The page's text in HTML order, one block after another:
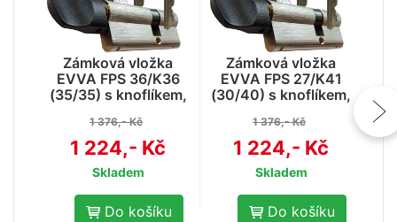
Zámková vložka
EVVA FPS 36/K36
(35/35) s knoflíkem,
proti odvrtání
1 376,- Kč
1 224,- Kč
Do košíku
Skladem
Zámková vložka
EVVA FPS 27/K41
(30/40) s knoflíkem,
proti odvrtání
1 376,- Kč
1 224,- Kč
Do košíku
Skladem